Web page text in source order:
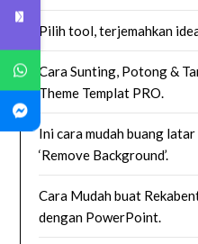
Pilih tool, terjemahkan
Cara Sunting, Potong &
Theme Templat PRO.
Ini cara mudah buang
‘Remove Background’.
Cara Mudah buat
dengan PowerPoint.